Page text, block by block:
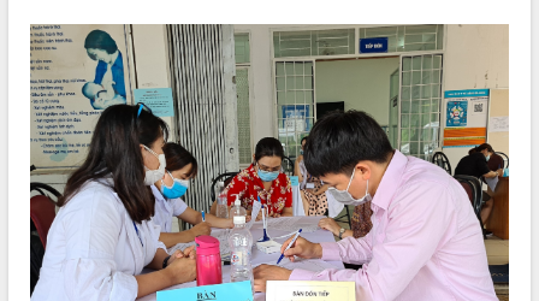
UBND CÁC XÃ, PHƯỜNG
THÔNG TIN CHỈ ĐẠO ĐIỀU HÀNH
HỆ THỐNG VĂN BẢN
VĂN BẢN HĐND TỈNH
ĐIỂM TIN VĂN BẢN
QUY HOẠCH - KẾ HOẠCH